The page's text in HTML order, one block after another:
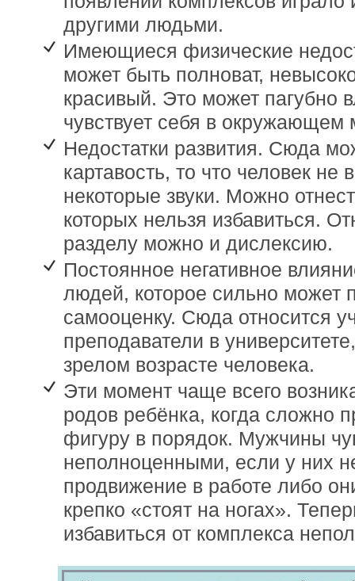
другими людьми.
Имеющиеся физические
может быть полноват,
красивый. Это может пагубно
чувствует себя в окружающем
Недостатки развития. Сюда
картавость, то что человек не
некоторые звуки. Можно
которых нельзя избавиться.
разделу можно и дислексию.
Постоянное негативное
людей, которое сильно может
самооценку. Сюда относится
преподаватели в
зрелом возрасте человека.
Эти момент чаще всего
родов ребёнка, когда сложно
фигуру в порядок. Мужчины
неполноценными, если у них
продвижение в работе либо
крепко «стоят на ногах».
избавиться от комплекса